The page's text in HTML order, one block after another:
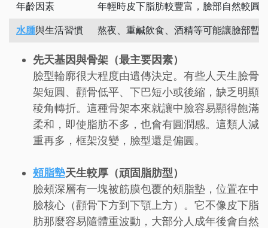
年齡因素 年輕時皮下脂肪較豐富，臉部自然較圓
水腫與生活習慣 熬夜、重鹹飲食、酒精等可能讓臉部暫
先天基因與骨架（最主要因素）
臉型輪廓很大程度由遺傳決定。有些人天生臉骨
架短圓、顴骨低平、下巴短小或後縮，缺乏明顯
稜角轉折。這種骨架本來就讓中臉容易顯得飽滿
柔和，即使脂肪不多，也會有圓潤感。這類人減
重再多，框架沒變，臉型還是偏圓。
頰脂墊天生較厚（頑固脂肪型）
臉頰深層有一塊被筋膜包覆的頰脂墊，位置在中
臉核心（顴骨下方到下顎上方）。它不像皮下脂
肪那麼容易隨體重波動，大部分人成年後會自然